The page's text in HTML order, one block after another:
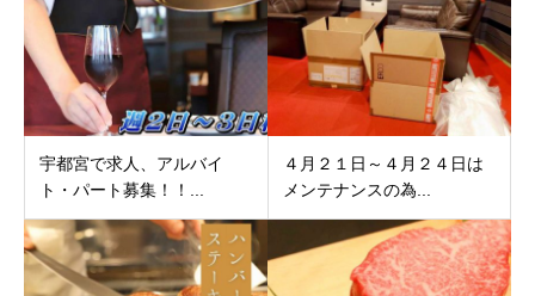
宇都宮で求人、アルバイ
ト・パート募集！！...
４月２１日～４月２４日は
メンテナンスの為...